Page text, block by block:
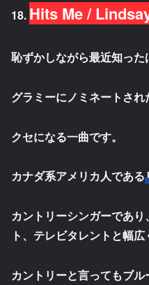
18. Hits Me /
恥ずかしながら最近知った
グラミーにノミネートされ
クセになる一曲です。
カナダ系アメリカ人である
カントリーシンガーであ
ト、テレビタレントと幅広
カントリーと言ってもブ